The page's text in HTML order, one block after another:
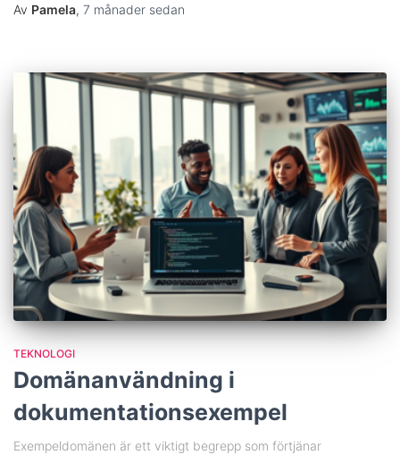
Av Pamela, 7 månader sedan
TEKNOLOGI
Domänanvändning i
dokumentationsexempel
Exempeldomänen är ett viktigt begrepp som förtjänar